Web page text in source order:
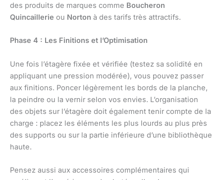
des produits de marques comme Boucheron
Quincaillerie ou Norton à des tarifs très attractifs.
Phase 4 : Les Finitions et l’Optimisation
Une fois l’étagère fixée et vérifiée (testez sa solidité en
appliquant une pression modérée), vous pouvez passer
aux finitions. Poncer légèrement les bords de la planche,
la peindre ou la vernir selon vos envies. L’organisation
des objets sur l’étagère doit également tenir compte de la
charge : placez les éléments les plus lourds au plus près
des supports ou sur la partie inférieure d’une bibliothèque
haute.
Pensez aussi aux accessoires complémentaires qui